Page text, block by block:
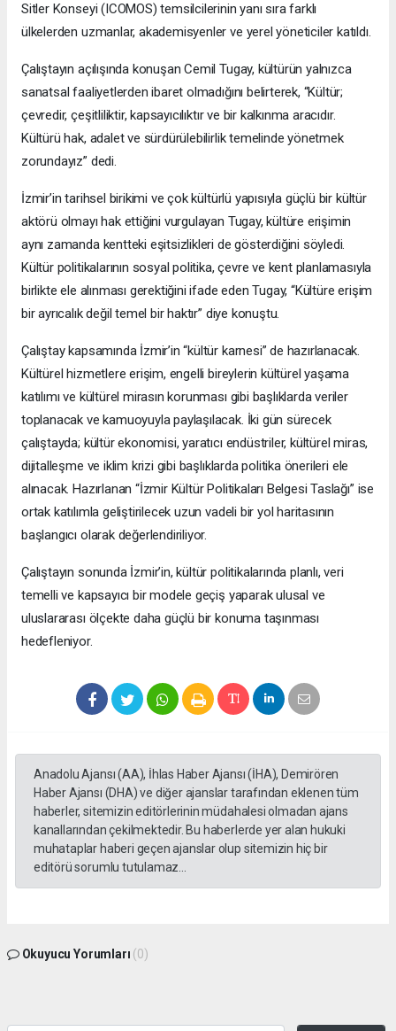
Sitler Konseyi (ICOMOS) temsilcilerinin yanı sıra farklı
ülkelerden uzmanlar, akademisyenler ve yerel yöneticiler katıldı.
Çalıştayın açılışında konuşan Cemil Tugay, kültürün yalnızca
sanatsal faaliyetlerden ibaret olmadığını belirterek, “Kültür;
çevredir, çeşitliliktir, kapsayıcılıktır ve bir kalkınma aracıdır.
Kültürü hak, adalet ve sürdürülebilirlik temelinde yönetmek
zorundayız” dedi.
İzmir’in tarihsel birikimi ve çok kültürlü yapısıyla güçlü bir kültür
aktörü olmayı hak ettiğini vurgulayan Tugay, kültüre erişimin
aynı zamanda kentteki eşitsizlikleri de gösterdiğini söyledi.
Kültür politikalarının sosyal politika, çevre ve kent planlamasıyla
birlikte ele alınması gerektiğini ifade eden Tugay, “Kültüre erişim
bir ayrıcalık değil temel bir haktır” diye konuştu.
Çalıştay kapsamında İzmir’in “kültür karnesi” de hazırlanacak.
Kültürel hizmetlere erişim, engelli bireylerin kültürel yaşama
katılımı ve kültürel mirasın korunması gibi başlıklarda veriler
toplanacak ve kamuoyuyla paylaşılacak. İki gün sürecek
çalıştayda; kültür ekonomisi, yaratıcı endüstriler, kültürel miras,
dijitalleşme ve iklim krizi gibi başlıklarda politika önerileri ele
alınacak. Hazırlanan “İzmir Kültür Politikaları Belgesi Taslağı” ise
ortak katılımla geliştirilecek uzun vadeli bir yol haritasının
başlangıcı olarak değerlendiriliyor.
Çalıştayın sonunda İzmir’in, kültür politikalarında planlı, veri
temelli ve kapsayıcı bir modele geçiş yaparak ulusal ve
uluslararası ölçekte daha güçlü bir konuma taşınması
hedefleniyor.
Anadolu Ajansı (AA), İhlas Haber Ajansı (İHA), Demirören
Haber Ajansı (DHA) ve diğer ajanslar tarafından eklenen tüm
haberler, sitemizin editörlerinin müdahalesi olmadan ajans
kanallarından çekilmektedir. Bu haberlerde yer alan hukuki
muhataplar haberi geçen ajanslar olup sitemizin hiç bir
editörü sorumlu tutulamaz...
Okuyucu Yorumları (0)